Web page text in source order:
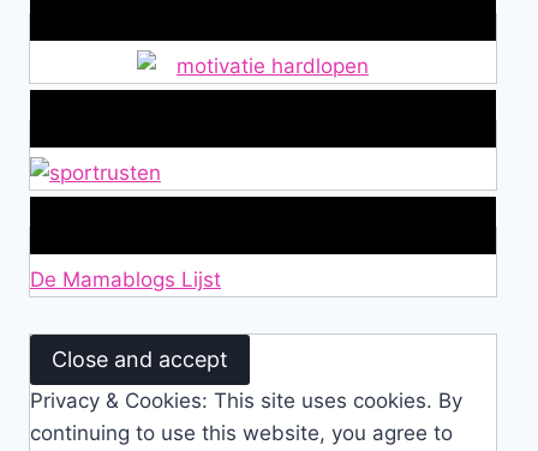
De Mamablogs Lijst
Privacy & Cookies: This site uses cookies. By
continuing to use this website, you agree to